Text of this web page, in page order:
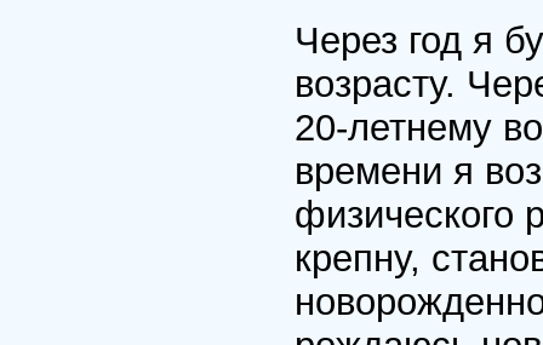
Через год я
возрасту.
20-летнему
времени я
физического
крепну,